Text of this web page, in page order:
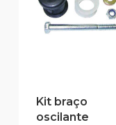
Kit braço
oscilante